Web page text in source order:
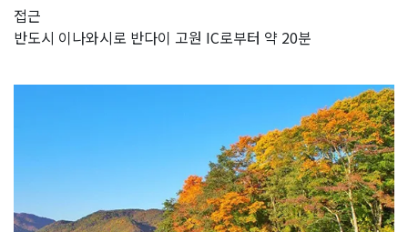
접근
반도시 이나와시로 반다이 고원 IC로부터 약 20분